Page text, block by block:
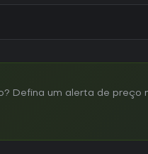
Defina um alerta de